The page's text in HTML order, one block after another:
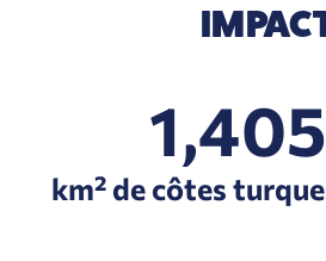
km² de côtes